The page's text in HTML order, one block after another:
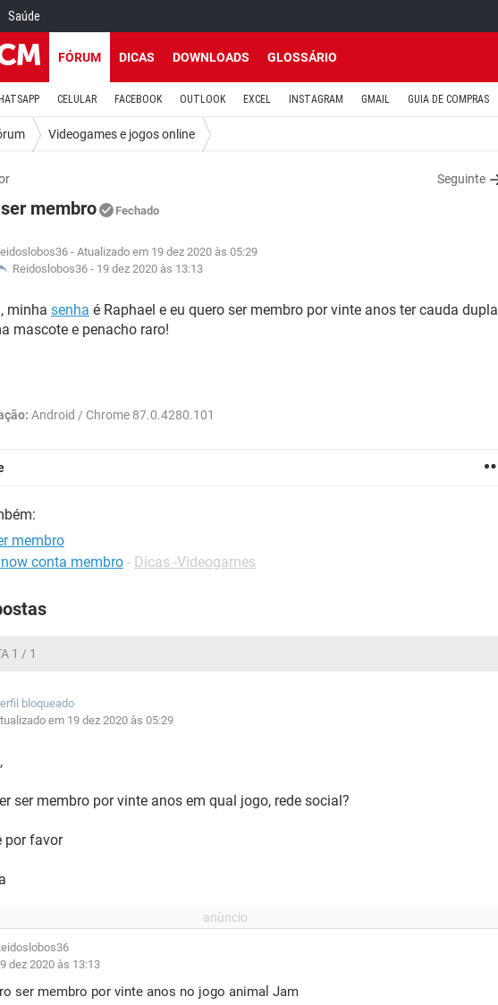
Saúde
FÓRUM DICAS DOWNLOADS GLOSSÁRIO
CELULAR FACEBOOK OUTLOOK EXCEL INSTAGRAM GMAIL GUIA DE COMPRAS
Videogames e jogos online
Seguinte
membro Fechado
- Atualizado em 19 dez 2020 às 05:29
Reidoslobos36 - 19 dez 2020 às 13:13
minha senha é Raphael e eu quero ser membro por vinte anos ter cauda dupla
mascote e penacho raro!
Android / Chrome 87.0.4280.101
membro
conta membro - Dicas -Videogames
1 / 1
bloqueado
em 19 dez 2020 às 05:29
ser membro por vinte anos em qual jogo, rede social?
por favor
dez 2020 às 13:13
ser membro por vinte anos no jogo animal Jam